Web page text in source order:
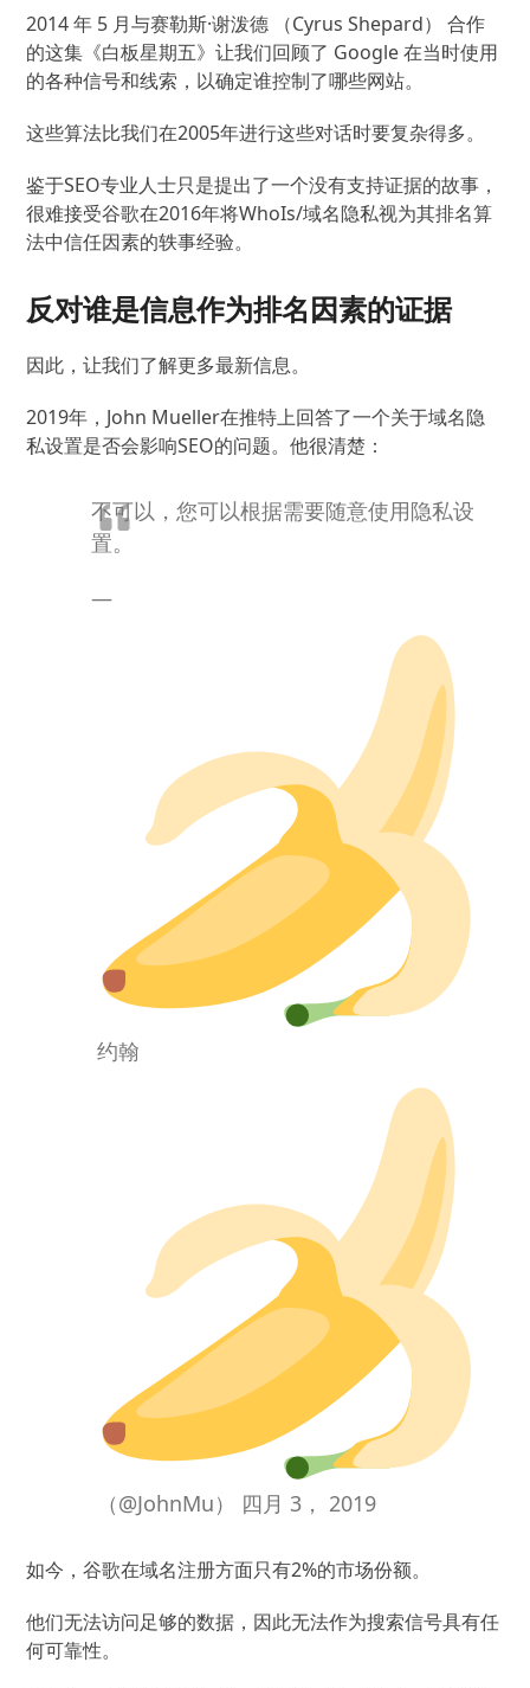
2014 年 5 月与赛勒斯·谢泼德 （Cyrus Shepard） 合作
的这集《白板星期五》让我们回顾了 Google 在当时使用
的各种信号和线索，以确定谁控制了哪些网站。
这些算法比我们在2005年进行这些对话时要复杂得多。
鉴于SEO专业人士只是提出了一个没有支持证据的故事，
很难接受谷歌在2016年将WhoIs/域名隐私视为其排名算
法中信任因素的轶事经验。
反对谁是信息作为排名因素的证据
因此，让我们了解更多最新信息。
2019年，John Mueller在推特上回答了一个关于域名隐
私设置是否会影响SEO的问题。他很清楚：
不可以，您可以根据需要随意使用隐私设
置。
—
约翰
（@JohnMu） 四月 3， 2019
如今，谷歌在域名注册方面只有2%的市场份额。
他们无法访问足够的数据，因此无法作为搜索信号具有任
何可靠性。